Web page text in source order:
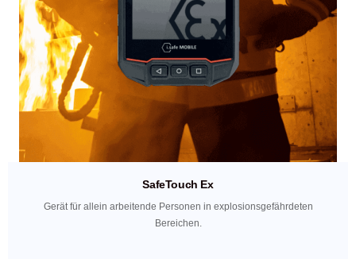
SafeTouch Ex
Gerät für allein arbeitende Personen in explosionsgefährdeten
Bereichen.